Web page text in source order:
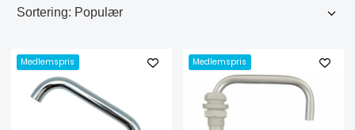
Medlemspris Medlemspris